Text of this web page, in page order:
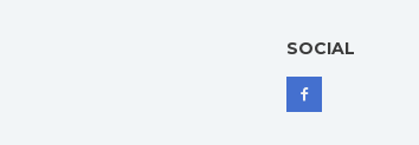
SOCIAL